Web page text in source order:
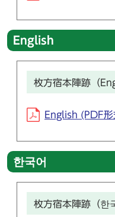
English
枚方宿本陣跡（
English (PDF
한국어
枚方宿本陣跡（한